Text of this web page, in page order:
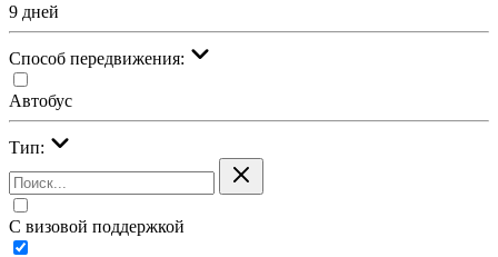
9 дней
Cпособ передвижения:
Автобус
Тип:
С визовой поддержкой